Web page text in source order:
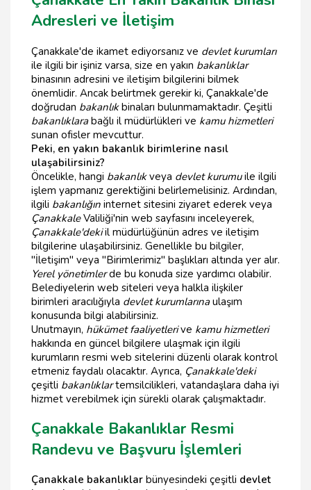
Adresleri ve İletişim
Çanakkale'de ikamet ediyorsanız ve devlet kurumları
ile ilgili bir işiniz varsa, size en yakın bakanlıklar
binasının adresini ve iletişim bilgilerini bilmek
önemlidir. Ancak belirtmek gerekir ki, Çanakkale'de
doğrudan bakanlıkbinaları bulunmamaktadır. Çeşitli
bakanlıklarabağlı il müdürlükleri ve kamu hizmetleri
sunan ofisler mevcuttur.
Peki, en yakın bakanlık birimlerine nasıl
ulaşabilirsiniz?
Öncelikle, hangi bakanlıkveya devlet kurumuile ilgili
işlem yapmanız gerektiğini belirlemelisiniz. Ardından,
ilgili bakanlığın internet sitesini ziyaret ederek veya
ÇanakkaleValiliği'nin web sayfasını inceleyerek,
Çanakkale'dekiil müdürlüğünün adres ve iletişim
bilgilerine ulaşabilirsiniz. Genellikle bu bilgiler,
"İletişim" veya "Birimlerimiz" başlıkları altında yer alır.
Yerel yönetimlerde bu konuda size yardımcı olabilir.
Belediyelerin web siteleri veya halkla ilişkiler
birimleri aracılığıyla devlet kurumlarınaulaşım
konusunda bilgi alabilirsiniz.
Unutmayın, hükümet faaliyetlerive kamu hizmetleri
hakkında en güncel bilgilere ulaşmak için ilgili
kurumların resmi web sitelerini düzenli olarak kontrol
etmeniz faydalı olacaktır. Ayrıca, Çanakkale'deki
çeşitli bakanlıklartemsilcilikleri, vatandaşlara daha iyi
hizmet verebilmek için sürekli olarak çalışmaktadır.
Çanakkale Bakanlıklar Resmi
Randevu ve Başvuru İşlemleri
Çanakkale bakanlıklar bünyesindeki çeşitli devlet